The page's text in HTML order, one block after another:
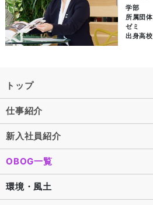
学部
所属団体
ゼミ
出身高校
トップ
仕事紹介
新入社員紹介
OBOG一覧
環境・風土